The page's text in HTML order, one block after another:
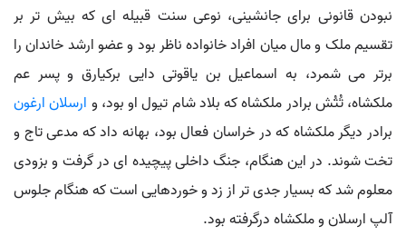
نبودن قانونی برای جانشینی، نوعی سنت قبیله ای که بیش تر بر
تقسیم ملک و مال میان افراد خانواده ناظر بود و عضو ارشد خاندان را
برتر می شمرد، به اسماعیل بن یاقوتی دایی برکیارق و پسر عم
ملکشاه، تُتُش برادر ملکشاه که بلاد شام تیول او بود، و ارسلان ارغون
برادر دیگر ملکشاه که در خراسان فعال بود، بهانه داد که مدعی تاج و
تخت شوند. در این هنگام، جنگ داخلی پیچیده ای در گرفت و بزودی
معلوم شد که بسیار جدی تر از زد و خوردهایی است که هنگام جلوس
آلپ ارسلان و ملکشاه درگرفته بود.